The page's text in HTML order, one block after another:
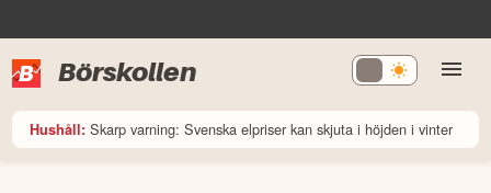
Börskollen
Hushåll: Skarp varning: Svenska elpriser kan skjuta i höjden i vinter